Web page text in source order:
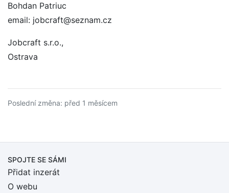
Bohdan Patriuc
email: jobcraft@seznam.cz
Jobcraft s.r.o.,
Ostrava
Poslední změna: před 1 měsícem
SPOJTE SE SÁMI
Přidat inzerát
O webu